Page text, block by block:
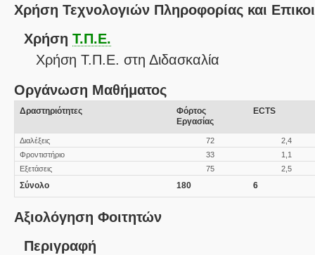
Χρήση Τεχνολογιών Πληροφορίας και
Χρήση Τ.Π.Ε.
Χρήση Τ.Π.Ε. στη Διδασκαλία
Οργάνωση Μαθήματος
Δραστηριότητες
Φόρτος
Εργασίας
ECTS
Διαλέξεις 72
2,4
Φροντιστήριο
33
1,1
Εξετάσεις
75 2,5
Σύνολο 180 6
Αξιολόγηση Φοιτητών
Περιγραφή